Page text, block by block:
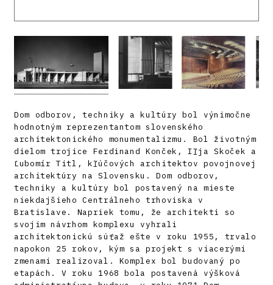
Dom odborov, techniky a kultúry bol výnimočne
hodnotným reprezentantom slovenského
architektonického monumentalizmu. Bol životným
dielom trojice Ferdinand Konček, Iľja Skoček a
Ľubomír Titl, kľúčových architektov povojnovej
architektúry na Slovensku. Dom odborov,
techniky a kultúry bol postavený na mieste
niekdajšieho Centrálneho trhoviska v
Bratislave. Napriek tomu, že architekti so
svojim návrhom komplexu vyhrali
architektonickú súťaž ešte v roku 1955, trvalo
napokon 25 rokov, kým sa projekt s viacerými
zmenami realizoval. Komplex bol budovaný po
etapách. V roku 1968 bola postavená výšková